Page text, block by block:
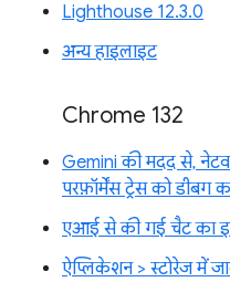
Lighthouse 12.3.0
अन्य हाइलाइट
Chrome 132
Gemini की मदद से,
परफ़ॉर्मेंस ट्रेस को डीबग
एआई से की गई चैट का
ऐप्लिकेशन > स्टोरेज में